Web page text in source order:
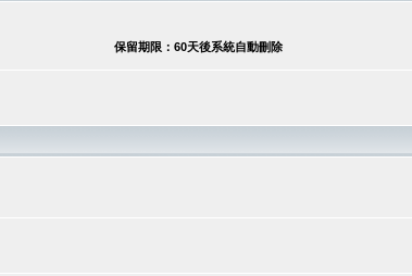
保留期限：60天後系統自動刪除